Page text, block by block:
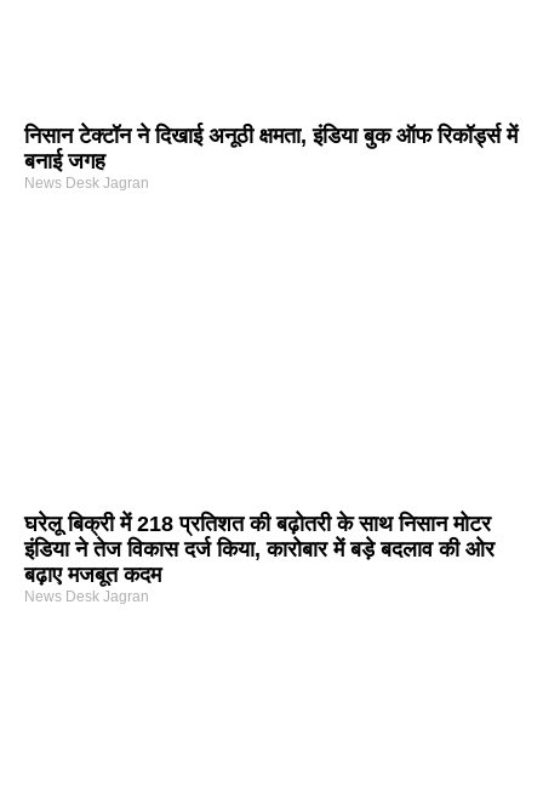
निसान टेक्टॉन ने दिखाई अनूठी क्षमता, इंडिया बुक ऑफ रिकॉर्ड्स में
बनाई जगह
News Desk Jagran
घरेलू बिक्री में 218 प्रतिशत की बढ़ोतरी के साथ निसान मोटर
इंडिया ने तेज विकास दर्ज किया, कारोबार में बड़े बदलाव की ओर
बढ़ाए मजबूत कदम
News Desk Jagran